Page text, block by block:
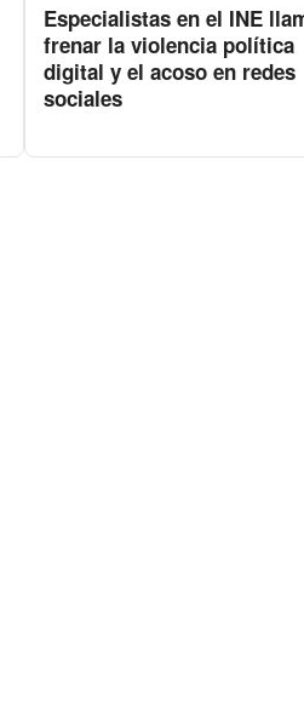
Especialistas en el INE
frenar la violencia política
digital y el acoso en redes
sociales